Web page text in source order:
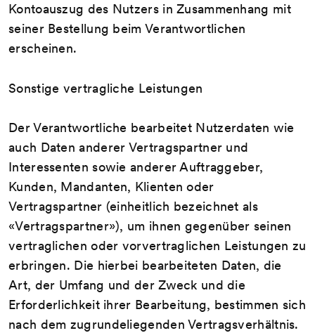
Kontoauszug des Nutzers in Zusammenhang mit
seiner Bestellung beim Verantwortlichen
erscheinen.
Sonstige vertragliche Leistungen
Der Verantwortliche bearbeitet Nutzerdaten wie
auch Daten anderer Vertragspartner und
Interessenten sowie anderer Auftraggeber,
Kunden, Mandanten, Klienten oder
Vertragspartner (einheitlich bezeichnet als
«Vertragspartner»), um ihnen gegenüber seinen
vertraglichen oder vorvertraglichen Leistungen zu
erbringen. Die hierbei bearbeiteten Daten, die
Art, der Umfang und der Zweck und die
Erforderlichkeit ihrer Bearbeitung, bestimmen sich
nach dem zugrundeliegenden Vertragsverhältnis.